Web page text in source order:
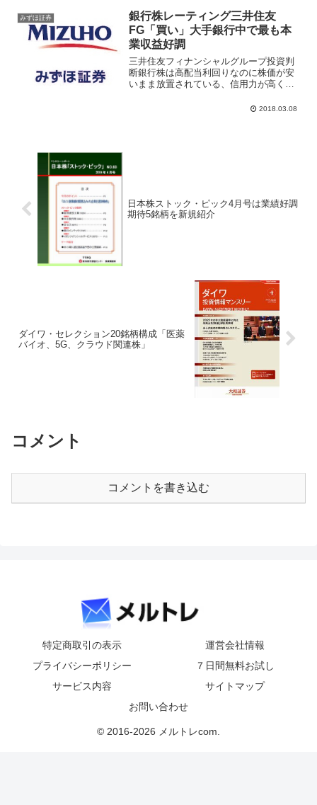
みずほ証券
銀行株レーティング三井住友
FG「買い」大手銀行中で最も本
業収益好調
三井住友フィナンシャルグループ投資判
断銀行株は高配当利回りなのに株価が安
いまま放置されている、信用力が高く個
ンク株が多い。株価収益的に最も人気が
2018.03.08
日本株ストック・ピック4月号は業績好調
期待5銘柄を新規紹介
ダイワ・セレクション20銘柄構成「医薬
バイオ、5G、クラウド関連株」
コメント
コメントを書き込む
特定商取引の表示
運営会社情報
プライバシーポリシー
７日間無料お試し
サービス内容
サイトマップ
お問い合わせ
© 2016-2026 メルトレcom.